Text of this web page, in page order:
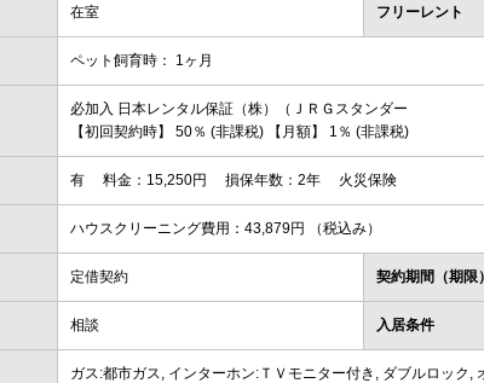
在室 フリーレント
ペット飼育時： 1ヶ月
必加入 日本レンタル保証（株）（ＪＲＧスタンダー
【初回契約時】 50％ (非課税) 【月額】 1％ (非課税)
有 料金：15,250円 損保年数：2年 火災保険
ハウスクリーニング費用：43,879円 （税込み）
定借契約 契約期間（期限）
相談 入居条件
ガス:都市ガス, インターホン:ＴＶモニター付き, ダブルロック,